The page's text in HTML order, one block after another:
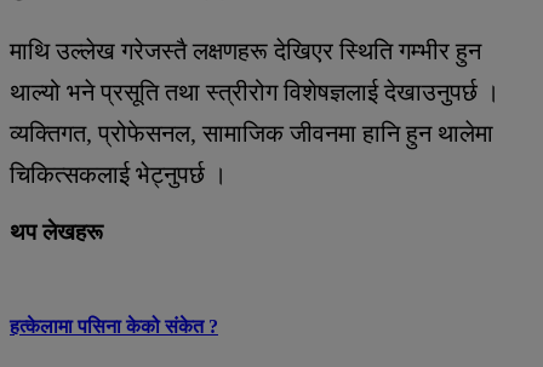
माथि उल्लेख गरेजस्तै लक्षणहरू देखिएर स्थिति गम्भीर हुन
थाल्यो भने प्रसूति तथा स्त्रीरोग विशेषज्ञलाई देखाउनुपर्छ ।
व्यक्तिगत, प्रोफेसनल, सामाजिक जीवनमा हानि हुन थालेमा
चिकित्सकलाई भेट्नुपर्छ ।
थप लेखहरू
हत्केलामा पसिना केको संकेत ?